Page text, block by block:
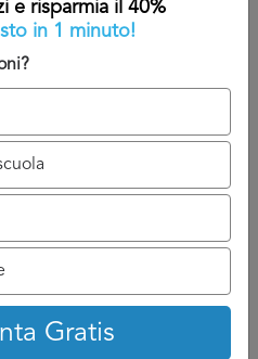
e chiamarvi.
un numero di cellulare
e discuterne con voi, se
aspettatevi ad un
perché dovrà formalizzare
Milano.
e risparmia il 40%
in 1 minuto!
Gratis